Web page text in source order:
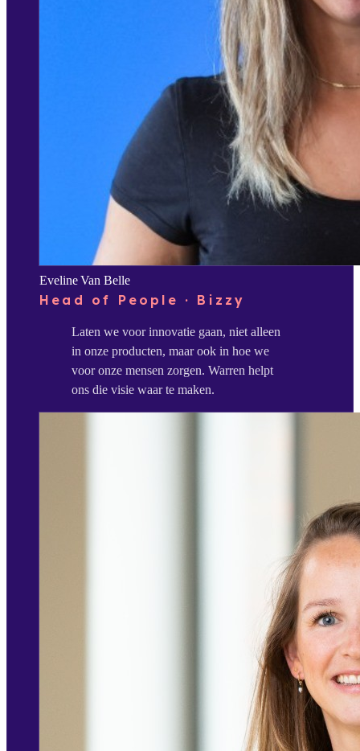
Eveline Van Belle
Head of People · Bizzy
Laten we voor innovatie gaan, niet alleen
in onze producten, maar ook in hoe we
voor onze mensen zorgen. Warren helpt
ons die visie waar te maken.